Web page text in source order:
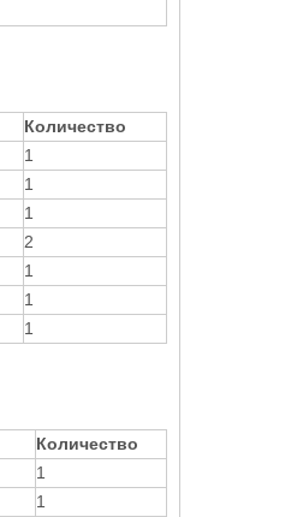
Количество
1
1
1
2
1
1
1
Количество
1
1